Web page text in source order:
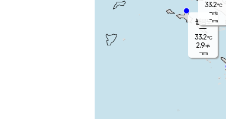
볼음도
33.2℃
2.9m/s
-mm
33.2℃
-m/s
-mm